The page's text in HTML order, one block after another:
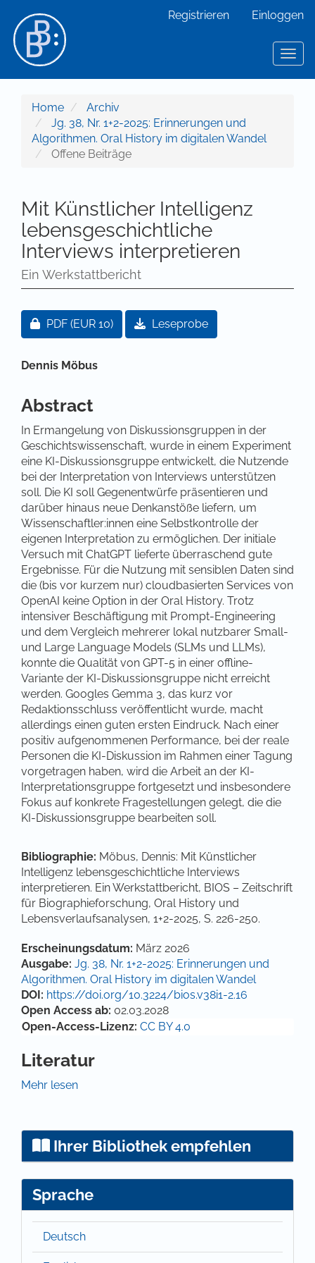
Hauptinhalt
Sidebar
Registrieren Einloggen
Home
Archiv
Jg. 38, Nr. 1+2-2025: Erinnerungen und
Algorithmen. Oral History im digitalen Wandel
Offene Beiträge
Mit Künstlicher Intelligenz
lebensgeschichtliche
Interviews interpretieren
Ein Werkstattbericht
Artikel-Sidebar
Zugang für Abonnent/innen oder durch Zahlung
PDF (EUR 10) Leseprobe
Hauptsächlicher Artikelinhalt
Dennis Möbus
Abstract
In Ermangelung von Diskussionsgruppen in der
Geschichtswissenschaft, wurde in einem Experiment
eine KI-Diskussionsgruppe entwickelt, die Nutzende
bei der Interpretation von Interviews unterstützen
soll. Die KI soll Gegenentwürfe präsentieren und
darüber hinaus neue Denkanstöße liefern, um
Wissenschaftler:innen eine Selbstkontrolle der
eigenen Interpretation zu ermöglichen. Der initiale
Versuch mit ChatGPT lieferte überraschend gute
Ergebnisse. Für die Nutzung mit sensiblen Daten sind
die (bis vor kurzem nur) cloudbasierten Services von
OpenAI keine Option in der Oral History. Trotz
intensiver Beschäftigung mit Prompt-Engineering
und dem Vergleich mehrerer lokal nutzbarer Small-
und Large Language Models (SLMs und LLMs),
konnte die Qualität von GPT-5 in einer offline-
Variante der KI-Diskussionsgruppe nicht erreicht
werden. Googles Gemma 3, das kurz vor
Redaktionsschluss veröffentlicht wurde, macht
allerdings einen guten ersten Eindruck. Nach einer
positiv aufgenommenen Performance, bei der reale
Personen die KI-Diskussion im Rahmen einer Tagung
vorgetragen haben, wird die Arbeit an der KI-
Interpretationsgruppe fortgesetzt und insbesondere
Fokus auf konkrete Fragestellungen gelegt, die die
KI-Diskussionsgruppe bearbeiten soll.
Bibliographie: Möbus, Dennis: Mit Künstlicher
Intelligenz lebensgeschichtliche Interviews
interpretieren. Ein Werkstattbericht, BIOS – Zeitschrift
für Biographieforschung, Oral History und
Lebensverlaufsanalysen, 1+2-2025, S. 226-250.
Artikel-Details
Erscheinungsdatum: März 2026
Ausgabe: Jg. 38, Nr. 1+2-2025: Erinnerungen und
Algorithmen. Oral History im digitalen Wandel
DOI: https://doi.org/10.3224/bios.v38i1-2.16
Open Access ab: 02.03.2028
Open-Access-Lizenz: CC BY 4.0
Literatur
Arp, Agnès (2024): Gedächtnisspuren. Oral-History-
erinnern und vergessen wir?“ Psychologische,
neurophilosophische und
geschichtswissenschaftliche Zugänge,
Konferenzschrift, 2022 Erfurt, Gießen: Psychosozial-
Verlag, 71-79.
https://doi.org/10.30820/9783837962468-71
Kamath, Uday, Kevin Keenan, Garret Somers und
Mehr lesen
Ihrer Bibliothek empfehlen
Sprache
Deutsch